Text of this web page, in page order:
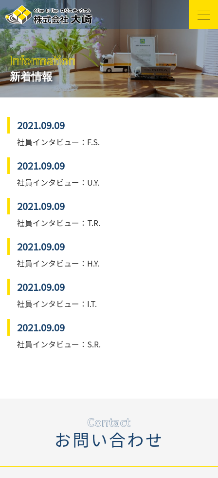
新着情報
2021.09.09
社員インタビュー：F.S.
2021.09.09
社員インタビュー：U.Y.
2021.09.09
社員インタビュー：T.R.
2021.09.09
社員インタビュー：H.Y.
2021.09.09
社員インタビュー：I.T.
2021.09.09
社員インタビュー：S.R.
お問い合わせ